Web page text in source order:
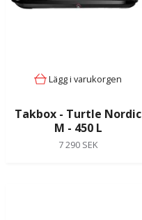
Lägg i varukorgen
Takbox - Turtle Nordic
M - 450 L
7 290 SEK